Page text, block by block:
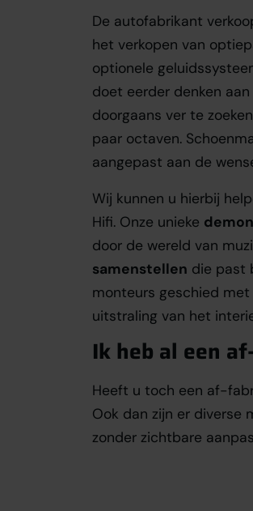
De autofabrikant
het verkopen van
optionele
doet eerder denken
doorgaans ver te
paar octaven.
aangepast aan de
Wij kunnen u hierbij
Hifi. Onze unieke
door de wereld van
samenstellen die past
monteurs geschied
uitstraling van het
Ik heb al een
Heeft u toch een af-
Ook dan zijn er diverse
zonder zichtbare